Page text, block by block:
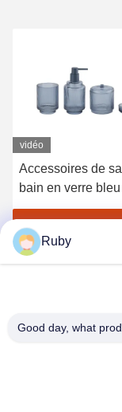
vidéo
Dispensateur de
tête dorée avec
circulaire
Obtenez le
Ruby
Good day, what